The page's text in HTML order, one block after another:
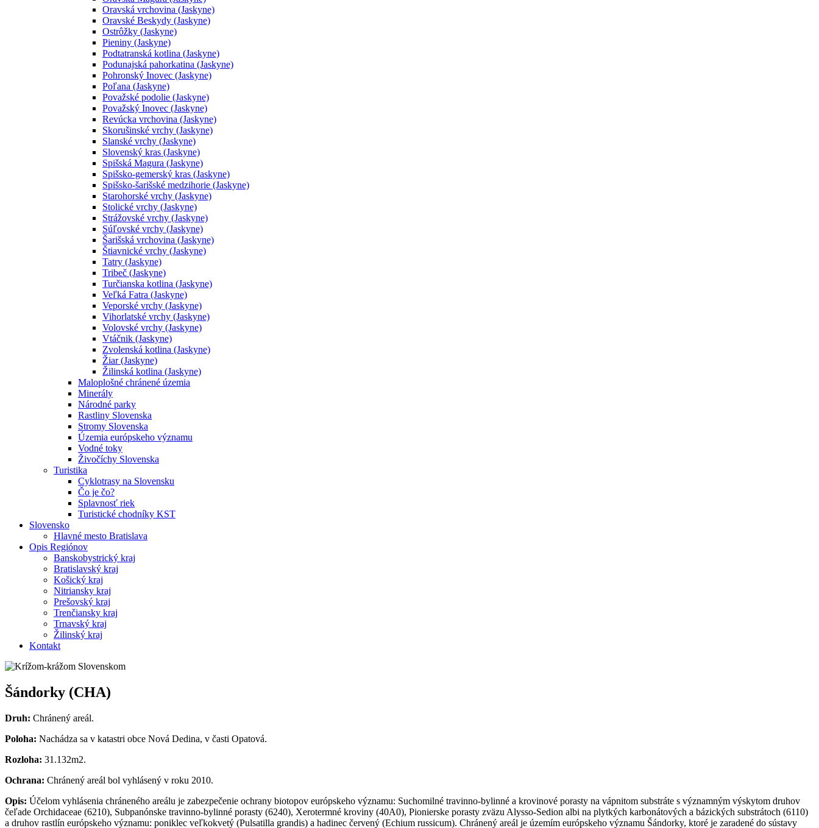
Oravská vrchovina (Jaskyne)
Oravské Beskydy (Jaskyne)
Ostrôžky (Jaskyne)
Pieniny (Jaskyne)
Podtatranská kotlina (Jaskyne)
Podunajská pahorkatina (Jaskyne)
Pohronský Inovec (Jaskyne)
Poľana (Jaskyne)
Považské podolie (Jaskyne)
Považský Inovec (Jaskyne)
Revúcka vrchovina (Jaskyne)
Skorušinské vrchy (Jaskyne)
Slanské vrchy (Jaskyne)
Slovenský kras (Jaskyne)
Spišská Magura (Jaskyne)
Spišsko-gemerský kras (Jaskyne)
Spišsko-šarišské medzihorie (Jaskyne)
Starohorské vrchy (Jaskyne)
Stolické vrchy (Jaskyne)
Strážovské vrchy (Jaskyne)
Súľovské vrchy (Jaskyne)
Šarišská vrchovina (Jaskyne)
Štiavnické vrchy (Jaskyne)
Tatry (Jaskyne)
Tribeč (Jaskyne)
Turčianska kotlina (Jaskyne)
Veľká Fatra (Jaskyne)
Veporské vrchy (Jaskyne)
Vihorlatské vrchy (Jaskyne)
Volovské vrchy (Jaskyne)
Vtáčnik (Jaskyne)
Zvolenská kotlina (Jaskyne)
Žiar (Jaskyne)
Žilinská kotlina (Jaskyne)
Maloplošné chránené územia
Minerály
Národné parky
Rastliny Slovenska
Stromy Slovenska
Územia európskeho významu
Vodné toky
Živočíchy Slovenska
Turistika
Cyklotrasy na Slovensku
Čo je čo?
Splavnosť riek
Turistické chodníky KST
Slovensko
Hlavné mesto Bratislava
Opis Regiónov
Banskobystrický kraj
Bratislavský kraj
Košický kraj
Nitriansky kraj
Prešovský kraj
Trenčiansky kraj
Trnavský kraj
Žilinský kraj
Kontakt
Šándorky (CHA)
Druh: Chránený areál.
Poloha: Nachádza sa v katastri obce Nová Dedina, v časti Opatová.
Rozloha: 31.132m2.
Ochrana: Chránený areál bol vyhlásený v roku 2010.
Opis: Účelom vyhlásenia chráneného areálu je zabezpečenie ochrany biotopov európskeho významu: Suchomilné travinno-bylinné a krovinové porasty na vápnitom substráte s významným výskytom druhov
čeľade Orchidaceae (6210), Subpanónske travinno-bylinné porasty (6240), Xerotermné kroviny (40A0), Pionierske porasty zväzu Alysso-Sedion albi na plytkých karbonátových a bázických substrátoch (6110)
a druhov rastlín európskeho významu: poniklec veľkokvetý (Pulsatilla grandis) a hadinec červený (Echium russicum). Chránený areál je územím európskeho významu Šándorky, ktoré je zaradené do sústavy